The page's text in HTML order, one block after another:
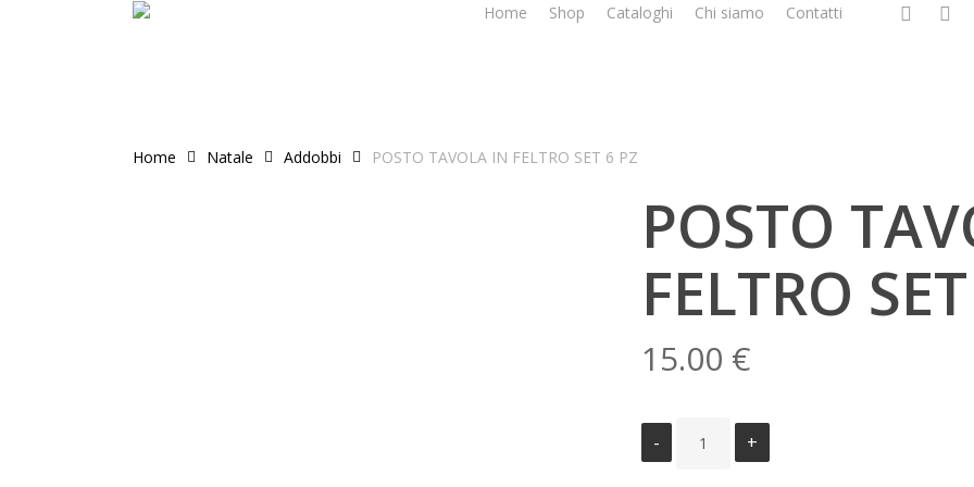
Home Shop Cataloghi Chi siamo Contatti facebookgoogle-
Home Natale Addobbi POSTO TAVOLA IN FELTRO SET 6 PZ
POSTO
FELTRO
15.00 €